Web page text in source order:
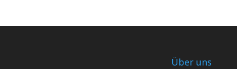
Über uns